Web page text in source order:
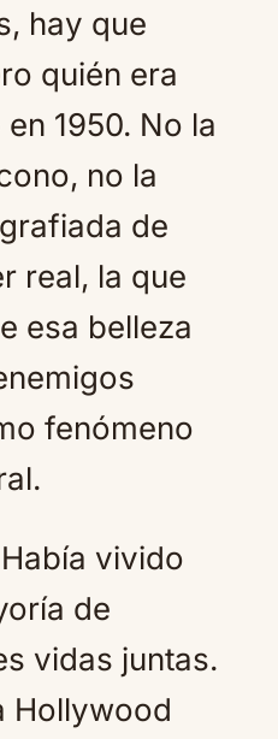
hay que
quién era
1950. No la
no la
de
real, la que
esa belleza
fenómeno
vivido
de
vidas juntas.
Hollywood